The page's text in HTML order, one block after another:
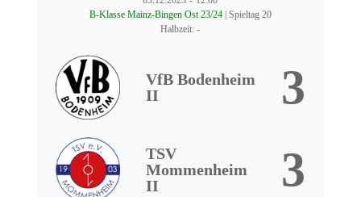
B-Klasse Mainz-Bingen Ost 23/24 | Spieltag 20
Halbzeit: -
VfB Bodenheim
II
3
TSV
Mommenheim
II
3